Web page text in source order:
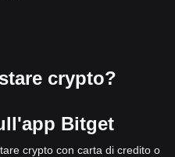
crypto?
Bitget
crypto con carta di credito o